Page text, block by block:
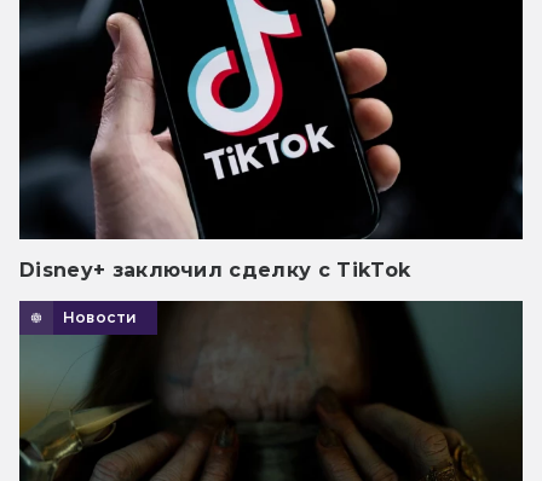
Disney+ заключил сделку с TikTok
Новости